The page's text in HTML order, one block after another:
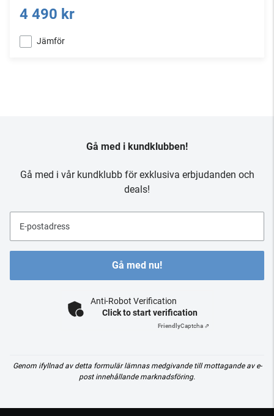
4 490 kr
Jämför
Gå med i kundklubben!
Gå med i vår kundklubb för exklusiva erbjudanden och
deals!
E-postadress
Gå med nu!
Anti-Robot Verification
Click to start verification
FriendlyCaptcha ⇗
Genom ifyllnad av detta formulär lämnas medgivande till mottagande av e-
post innehållande marknadsföring.